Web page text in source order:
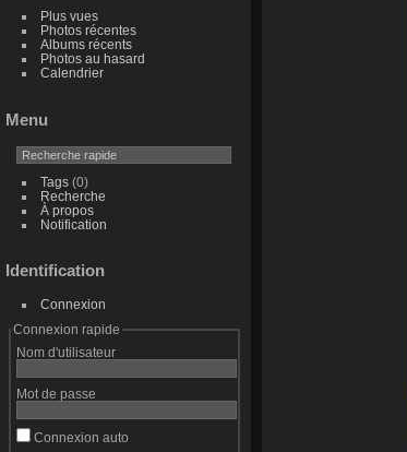
Plus vues
Photos récentes
Albums récents
Photos au hasard
Calendrier
Menu
Tags(0)
Recherche
À propos
Notification
Identification
Connexion
Connexion rapide
Nom d'utilisateur
Mot de passe
Connexion auto